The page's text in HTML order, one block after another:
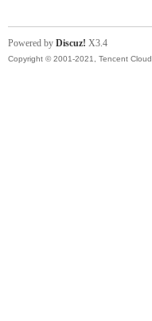
Powered by Discuz! X3.4
Copyright © 2001-2021, Tencent Cloud.